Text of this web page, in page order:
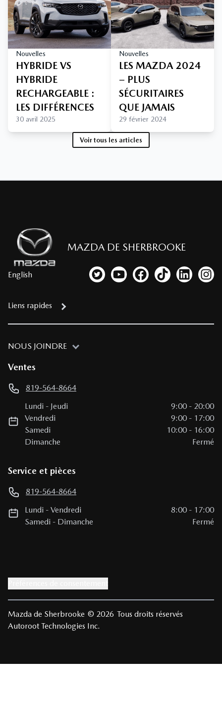
Nouvelles
HYBRIDE VS
HYBRIDE
RECHARGEABLE :
LES DIFFÉRENCES
30 avril 2025
Nouvelles
LES MAZDA 2024
– PLUS
SÉCURITAIRES
QUE JAMAIS
29 février 2024
Voir tous les articles
MAZDA DE SHERBROOKE
English Lien vers notre compte Twitter
Lien vers notre chaîne
Lien vers notre page
Lien vers notre
Lien vers
Lien
Liens rapides
NOUS JOINDRE
Ventes
819-564-8664
Lundi - Jeudi 9:00 - 20:00
Vendredi
9:00 - 17:00
Samedi
10:00 - 16:00
Dimanche
Fermé
Service et pièces
819-564-8664
Lundi -Vendredi 8:00 - 17:00
Samedi - Dimanche Fermé
Mazda de Sherbrooke © 2026 Tous droits réservés
Autoroot Technologies Inc.